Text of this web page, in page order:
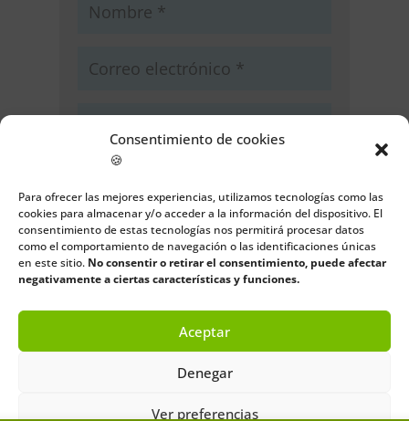
Consentimiento de cookies
🍪
Para ofrecer las mejores experiencias, utilizamos tecnologías como las
cookies para almacenar y/o acceder a la información del dispositivo. El
consentimiento de estas tecnologías nos permitirá procesar datos
como el comportamiento de navegación o las identificaciones únicas
en este sitio. No consentir o retirar el consentimiento, puede afectar
negativamente a ciertas características y funciones.
Aceptar
Denegar
Ver preferencias
Guarda mi nombre, correo
electrónico y web en este navegador
para la próxima vez que comente.
Enviar comentario